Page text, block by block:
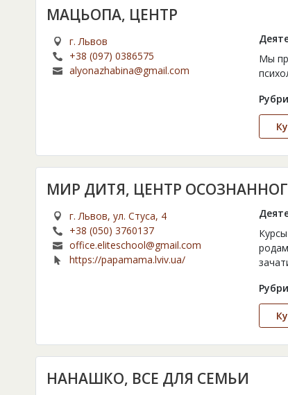
МАЦЬОПА, ЦЕНТР
г. Львов
+38 (097) 0386575
alyonazhabina@gmail.com
Мы
МИР ДИТЯ, ЦЕНТР
г. Львов, ул. Стуса, 4
+38 (050) 3760137
office.eliteschool@gmail.com
https://papamama.lviv.ua/
НАНАШКО, ВСЕ ДЛЯ СЕМЬИ